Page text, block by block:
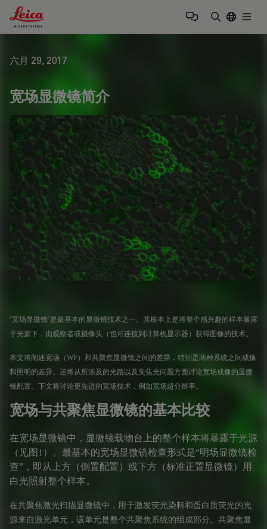
Leica Microsystems Logo
六月 29, 2017
宽场显微镜简介
‘宽场显微镜’是最基本的显微镜技术之一。其根本上是将整个感兴趣的样本暴露
于光源下，由观察者或摄像头（也可连接到计算机显示器）获得图像的技术。
本文将阐述宽场（WF）和共聚焦显微镜之间的差异，特别是两种系统之间成像
和照明的差异。还将从所涉及的光路以及失焦光问题方面讨论宽场成像的显微
镜配置。下文将讨论更先进的宽场技术，例如宽场超分辨率。
宽场与共聚焦显微镜的基本比较
在宽场显微镜中，显微镜载物台上的整个样本将暴露于光源
（见图 1） 。最基本的宽场显微镜检查形式是“明场显微镜检
查” ，即从上方（倒置配置）或下方（标准正置显微镜）用
白光照射整个样本。
在共聚焦激光扫描显微镜中，用于激发荧光染料和蛋白质荧光的光
源来自激光单元，该单元是整个共聚焦系统的组成部分。共聚焦显